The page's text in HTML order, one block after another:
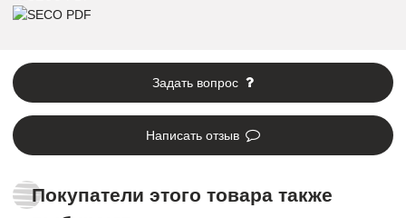
Задать вопрос
Написать отзыв
Покупатели этого товара также